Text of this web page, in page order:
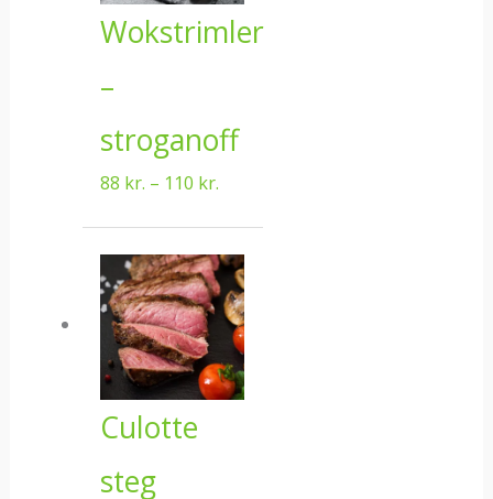
Wokstrimler
–
stroganoff
88 kr. – 110 kr.
Culotte
steg
252 kr.
til
365 kr.